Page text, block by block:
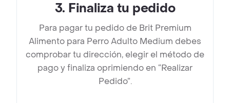
3. Finaliza tu pedido
Para pagar tu pedido de Brit Premium
Alimento para Perro Adulto Medium debes
comprobar tu dirección, elegir el método de
pago y finaliza oprimiendo en “Realizar
Pedido”.